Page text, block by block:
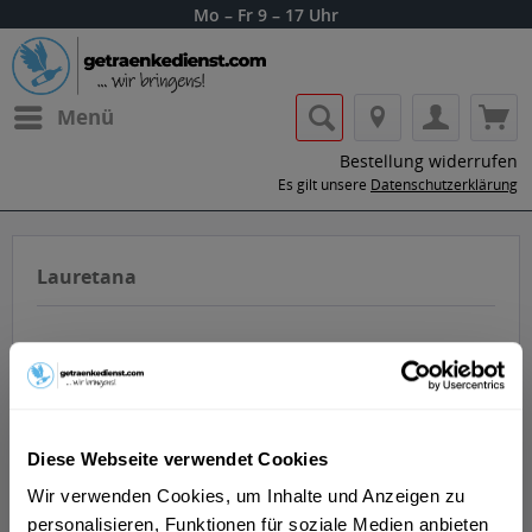
Diese Webseite verwendet Cookies
Wir verwenden Cookies, um Inhalte und Anzeigen zu
personalisieren, Funktionen für soziale Medien anbieten
Mo – Fr 9 – 17 Uhr
Menü
Bestellung widerrufen
Es gilt unsere Datenschutzerklärung
Lauretana
Getränke von Lauretana nach Hause oder
ins Büro liefern lassen.